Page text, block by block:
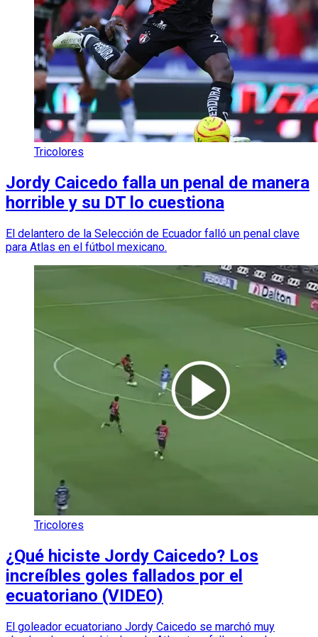
Tricolores
Jordy Caicedo falla un penal de manera
horrible y su DT lo cuestiona
El delantero de la Selección de Ecuador falló un penal clave
para Atlas en el fútbol mexicano.
Tricolores
¿Qué hiciste Jordy Caicedo? Los
increíbles goles fallados por el
ecuatoriano (VIDEO)
El goleador ecuatoriano Jordy Caicedo se marchó muy